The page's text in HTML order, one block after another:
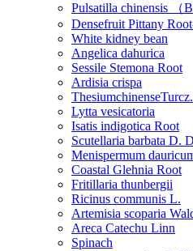
Pulsatilla chinensis （
Densefruit Pittany
White kidney bean
Angelica dahurica
Sessile Stemona Root
Ardisia crispa
ThesiumchinenseTurcz.
Lytta vesicatoria
Isatis indigotica Root
Scutellaria barbata D.
Menispermum
Coastal Glehnia Root
Fritillaria thunbergii
Ricinus communis L.
Artemisia scoparia
Areca Catechu Linn
Spinach